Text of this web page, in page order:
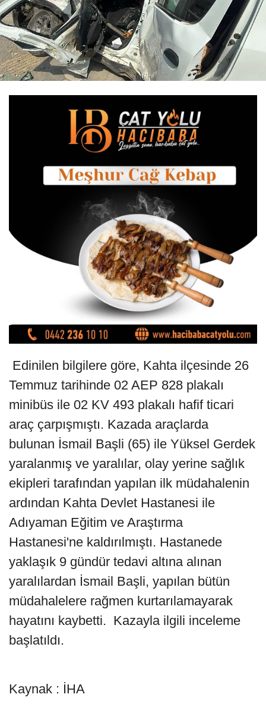
Edinilen bilgilere göre, Kahta ilçesinde 26
Temmuz tarihinde 02 AEP 828 plakalı
minibüs ile 02 KV 493 plakalı hafif ticari
araç çarpışmıştı. Kazada araçlarda
bulunan İsmail Başli (65) ile Yüksel Gerdek
yaralanmış ve yaralılar, olay yerine sağlık
ekipleri tarafından yapılan ilk müdahalenin
ardından Kahta Devlet Hastanesi ile
Adıyaman Eğitim ve Araştırma
Hastanesi'ne kaldırılmıştı. Hastanede
yaklaşık 9 gündür tedavi altına alınan
yaralılardan İsmail Başli, yapılan bütün
müdahalelere rağmen kurtarılamayarak
hayatını kaybetti. Kazayla ilgili inceleme
başlatıldı.
Kaynak : İHA